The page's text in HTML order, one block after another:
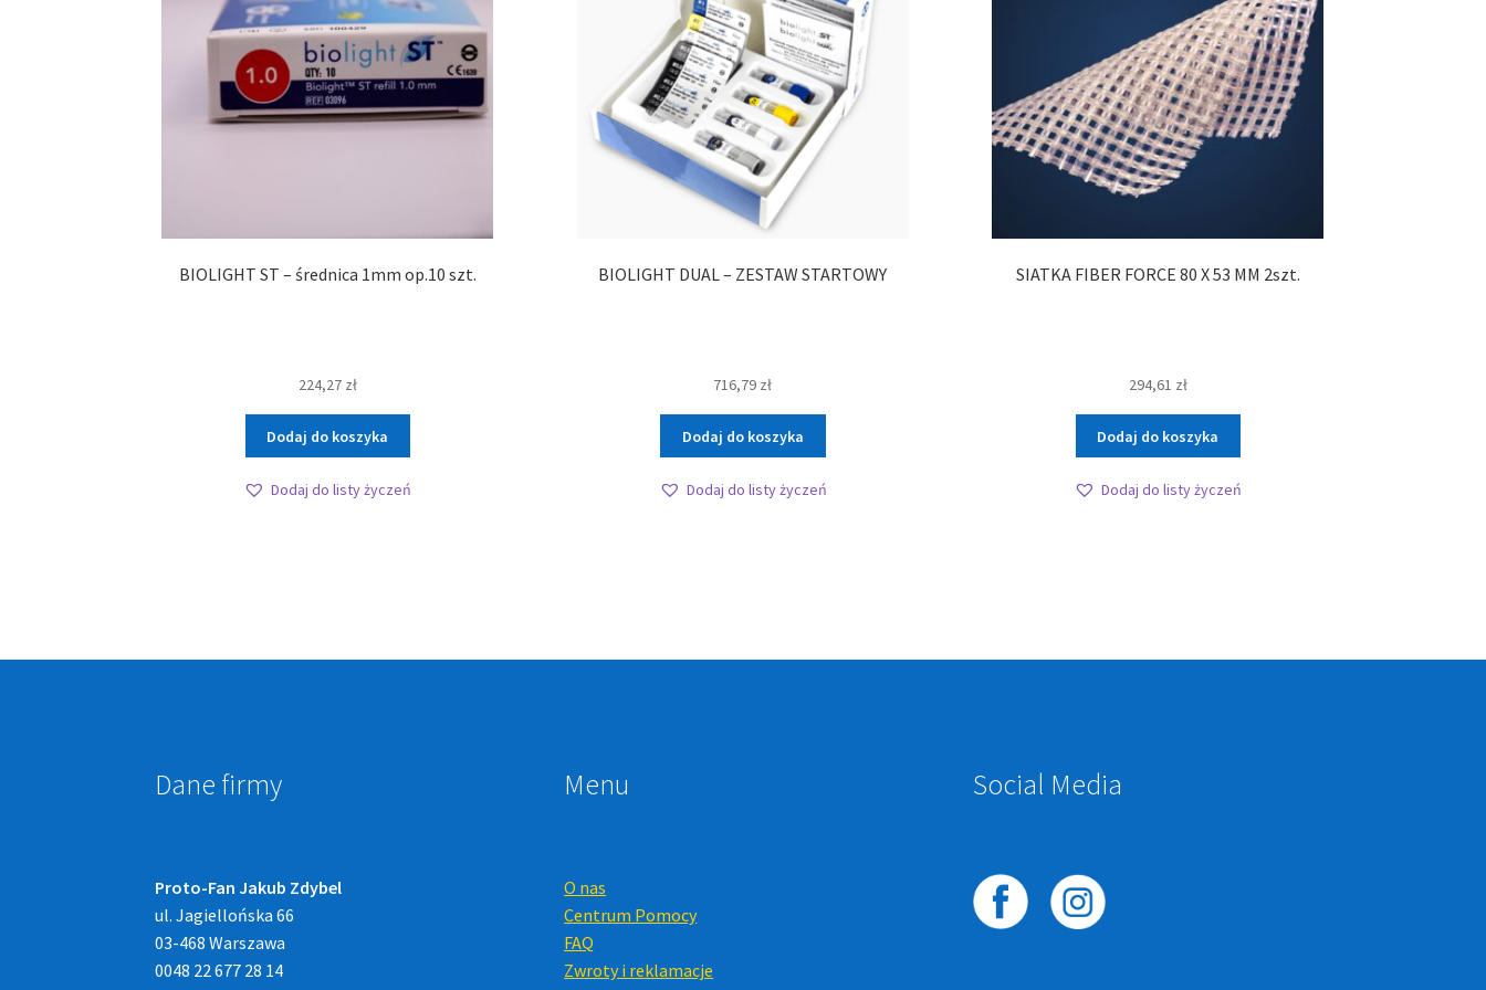
BIOLIGHT ST – średnica 1mm op.10 szt.
224,27 zł
Dodaj do koszyka
Dodaj do listy życzeń
BIOLIGHT DUAL – ZESTAW STARTOWY
716,79 zł
Dodaj do koszyka
Dodaj do listy życzeń
SIATKA FIBER FORCE 80 X 53 MM 2szt.
294,61 zł
Dodaj do koszyka
Dodaj do listy życzeń
Dane firmy
Proto-Fan Jakub Zdybel
ul. Jagiellońska 66
03-468 Warszawa
0048 22 677 28 14
Menu
O nas
Centrum Pomocy
FAQ
Zwroty i reklamacje
Social Media